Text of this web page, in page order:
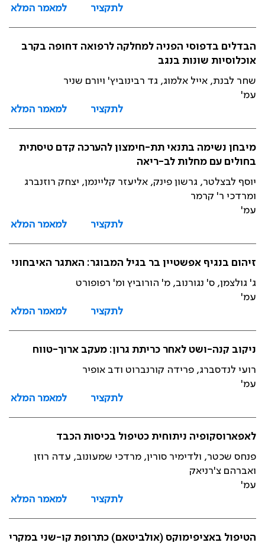
לתקציר
למאמר המלא
הבדלים בדפוסי הפניה למחלקה לרפואה דחופה בקרב
אוכלוסיות שונות בנגב
שחר לבנת, אייל אלמוג, גד רבינוביץ' ויורם שניר
עמ'
לתקציר
למאמר המלא
מיבחן נשימה בתנאי תת-חימצון להערכה קדם טיסתית
בחולים עם מחלות לב-ריאה
יוסף לבצלטר, גרשון פינק, אליעזר קליינמן, יצחק רוזנברג
ומרדכי ר' קרמר
עמ'
לתקציר
למאמר המלא
זיהום בנגיף אפשטיין בר בגיל המבוגר: האתגר האיבחוני
ג' גולצמן, ס' נגורנוב, מ' הורוביץ ומ' רפופורט
עמ'
לתקציר
למאמר המלא
ניקוב קנה-ושט לאחר כריתת גרון: מעקב ארוך-טווח
רועי לנדסברג, פרידה קורנברוט ודב אופיר
עמ'
לתקציר
למאמר המלא
לאפארוסקופיה ניתוחית כטיפול בכיסות הכבד
פנחס שכטר, ולדימיר סורין, מרדכי שמעונוב, עדה רוזן
ואברהם צ'רניאק
עמ'
לתקציר
למאמר המלא
הטיפול באציפימוקס (אולביטאם) כתרופת קו-שני במקרי